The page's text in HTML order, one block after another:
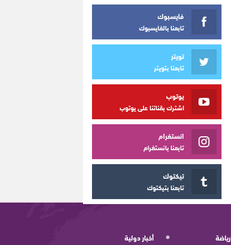
فايسبوك
تابعنا بالفايسبوك
تويتر
تابعنا بتويتر
يوتوب
اشترك بقناتنا على يوتوب
انستغرام
تابعنا بانستغرام
تيكتوك
تابعنا بتيكتوك
رياضة
أخبار دولية